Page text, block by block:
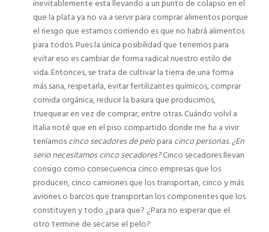
inevitablemente esta llevando a un punto de colapso en el
que la plata ya no va a servir para comprar alimentos porque
el riesgo que estamos corriendo es que no habrá alimentos
para todos. Pues la única posibilidad que tenemos para
evitar eso es cambiar de forma radical nuestro estilo de
vida. Entonces, se trata de cultivar la tierra de una forma
más sana, respetarla, evitar fertilizantes químicos, comprar
comida orgánica, reducir la basura que producimos,
truequear en vez de comprar, entre otras. Cuándo volví a
Italia noté que en el piso compartido donde me fui a vivir
teníamoscinco secadores de pelopara cinco personas. ¿En
serio necesitamos cinco secadores?Cinco secadores llevan
consigo como consecuencia cinco empresas que los
producen, cinco camiones que los transportan, cinco y más
aviones o barcos que transportan los componentes que los
constituyen y todo ¿para que? ¿Para no esperar que el
otro termine de secarse el pelo?